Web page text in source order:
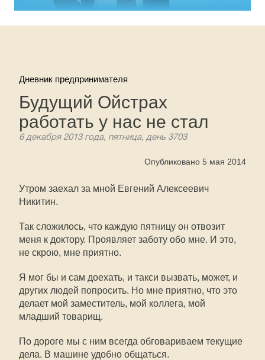
Дневник предпринимателя
Будущий Ойстрах
работать у нас не стал
6 декабря 2013 года, пятница, день 3703
Опубликовано 5 мая 2014
Утром заехал за мной Евгений Алексеевич
Никитин.
Так сложилось, что каждую пятницу он отвозит
меня к доктору. Проявляет заботу обо мне. И это,
не скрою, мне приятно.
Я мог бы и сам доехать, и такси вызвать, может, и
других людей попросить. Но мне приятно, что это
делает мой заместитель, мой коллега, мой
младший товарищ.
По дороге мы с ним всегда обговариваем текущие
дела. В машине удобно общаться.